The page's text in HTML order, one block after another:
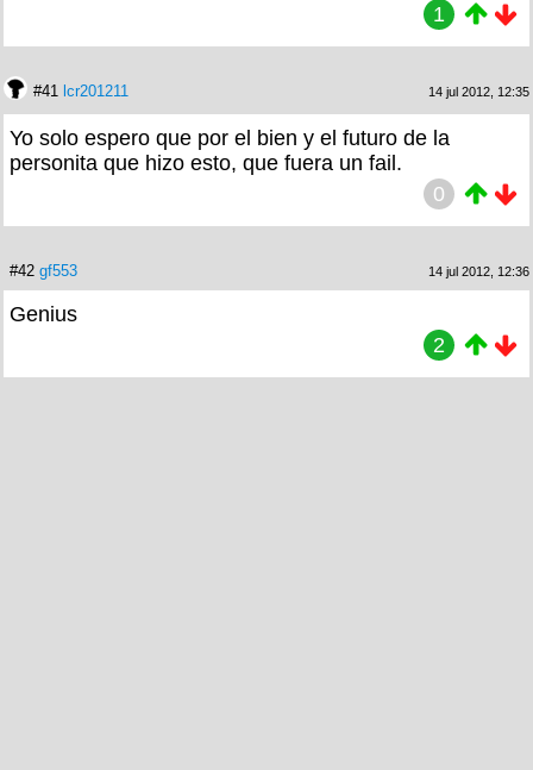
1
#41 lcr201211 14 jul 2012, 12:35
Yo solo espero que por el bien y el futuro de la
personita que hizo esto, que fuera un fail.
0
#42 gf553 14 jul 2012, 12:36
Genius
2